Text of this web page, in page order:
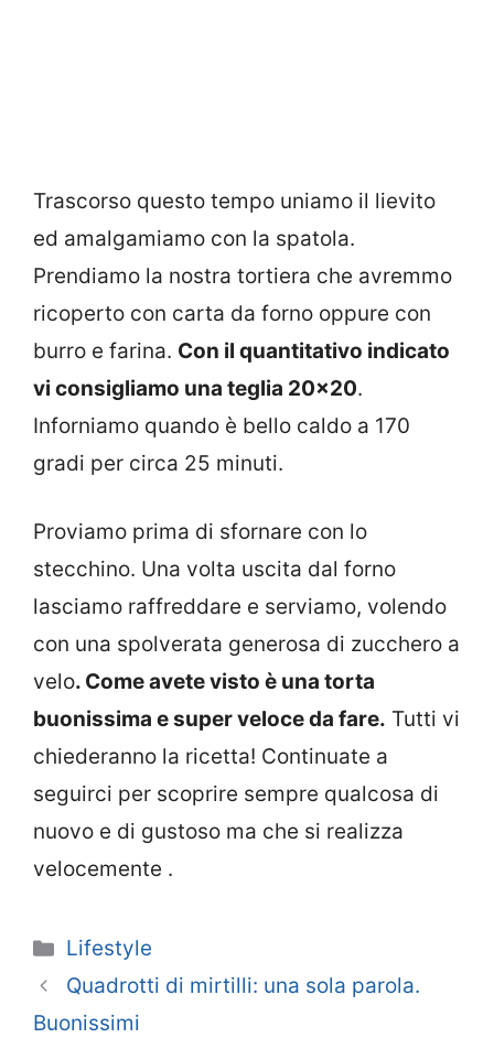
Trascorso questo tempo uniamo il lievito
ed amalgamiamo con la spatola.
Prendiamo la nostra tortiera che avremmo
ricoperto con carta da forno oppure con
burro e farina. Con il quantitativo indicato
vi consigliamo una teglia 20×20.
Inforniamo quando è bello caldo a 170
gradi per circa 25 minuti.
Proviamo prima di sfornare con lo
stecchino. Una volta uscita dal forno
lasciamo raffreddare e serviamo, volendo
con una spolverata generosa di zucchero a
velo. Come avete visto è una torta
buonissima e super veloce da fare. Tutti vi
chiederanno la ricetta! Continuate a
seguirci per scoprire sempre qualcosa di
nuovo e di gustoso ma che si realizza
velocemente .
Categorie
Lifestyle
Quadrotti di mirtilli: una sola parola.
Buonissimi